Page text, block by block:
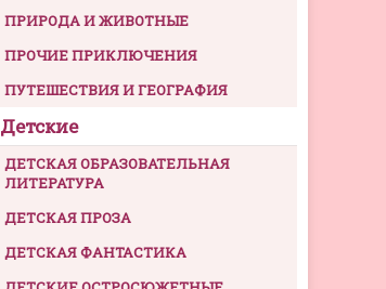
ПРИРОДА И ЖИВОТНЫЕ
ПРОЧИЕ ПРИКЛЮЧЕНИЯ
ПУТЕШЕСТВИЯ И ГЕОГРАФИЯ
Детские
ДЕТСКАЯ ОБРАЗОВАТЕЛЬНАЯ
ЛИТЕРАТУРА
ДЕТСКАЯ ПРОЗА
ДЕТСКАЯ ФАНТАСТИКА